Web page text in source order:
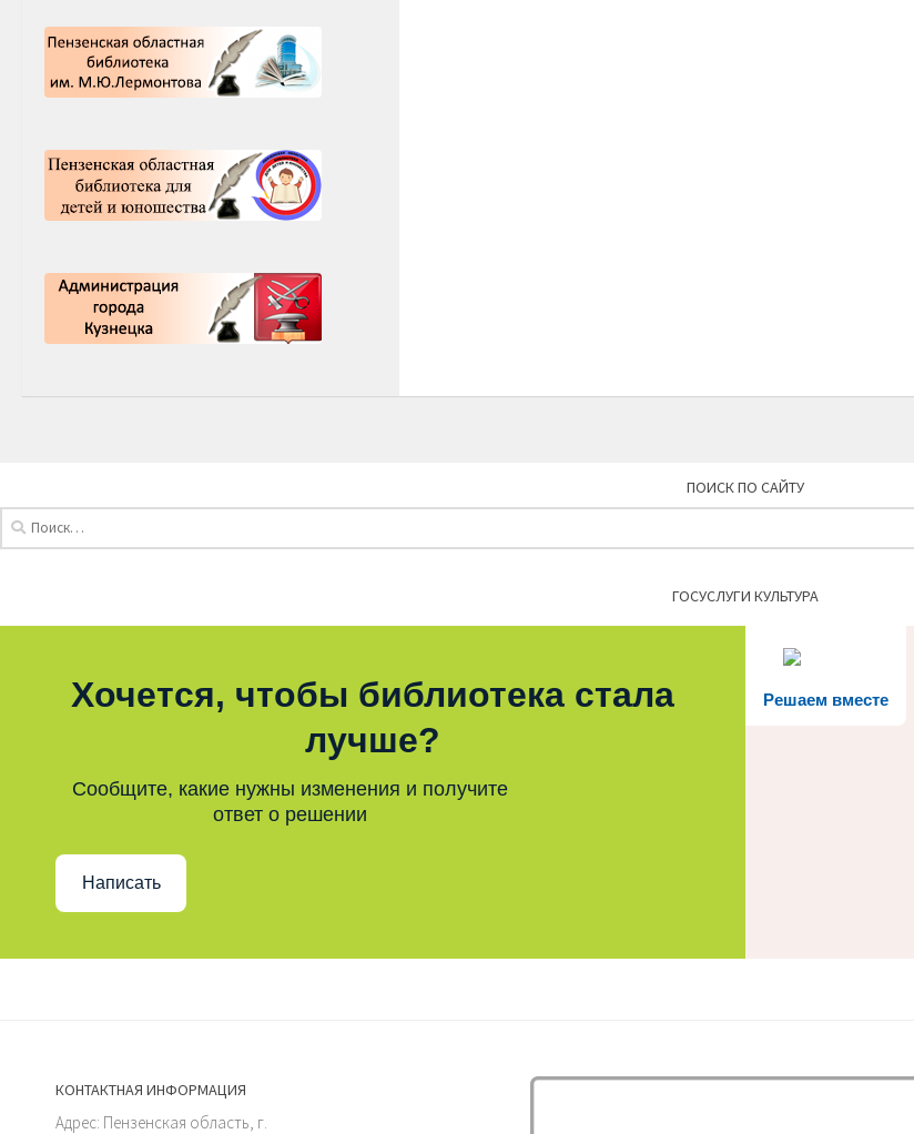
ПОИСК ПО САЙТУ
ГОСУСЛУГИ КУЛЬТУРА
Решаем вместе
Хочется, чтобы библиотека стала
лучше?
Сообщите, какие нужны изменения и получите
ответ о решении
Написать
КОНТАКТНАЯ ИНФОРМАЦИЯ
Адрес: Пензенская область, г.